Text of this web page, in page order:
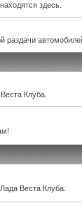
здесь.
раздачи
Клуба.
Веста Клуба.